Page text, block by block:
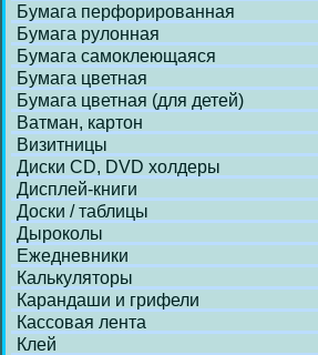
Бумага перфорирoванная
Бумага рулонная
Бумага самоклеющаяся
Бумага цветная
Бумага цветная (для детей)
Ватман, картон
Визитницы
Диски СD, DVD холдеры
Дисплей-книги
Доски / таблицы
Дыроколы
Ежедневники
Калькуляторы
Карандаши и грифели
Кассовая лента
Клей